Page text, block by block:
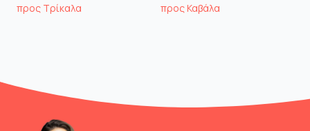
προς Τρίκαλα
προς Καβάλα